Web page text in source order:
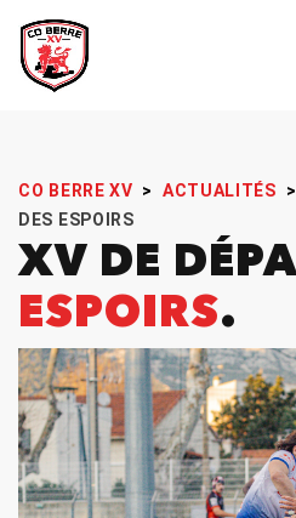
CO BERRE XV > ACTUALITÉS >
DES ESPOIRS
XV DE
ESPOIRS